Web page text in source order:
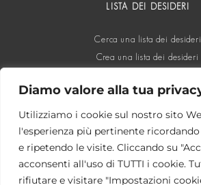
Diamo valore alla tua
Utilizziamo i cookie sul nostro sito
l'esperienza più pertinente
e ripetendo le visite. Cliccando su
acconsenti all'uso di TUTTI i cookie.
rifiutare e visitare "Impostazioni
LISTA DEI DESIDERI
Cerca una lista dei desideri
Crea una lista dei desideri
SOCIAL